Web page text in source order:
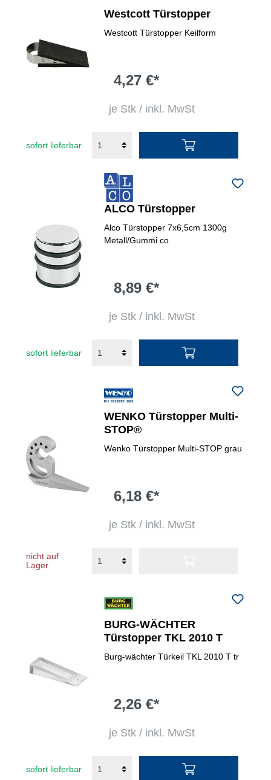
Westcott Türstopper
Westcott Türstopper Keilform
4,27 €*
je Stk / inkl. MwSt
sofort lieferbar
ALCO Türstopper
Alco Türstopper 7x6,5cm 1300g
Metall/Gummi co
8,89 €*
je Stk / inkl. MwSt
sofort lieferbar
WENKO Türstopper Multi-
STOP®
Wenko Türstopper Multi-STOP grau
6,18 €*
je Stk / inkl. MwSt
nicht auf
Lager
BURG-WÄCHTER
Türstopper TKL 2010 T
Burg-wächter Türkeil TKL 2010 T tr
2,26 €*
je Stk / inkl. MwSt
sofort lieferbar